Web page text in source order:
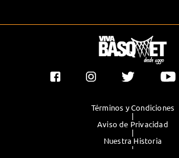
Términos y Condiciones
|
Aviso de Privacidad
|
Nuestra Historia
|